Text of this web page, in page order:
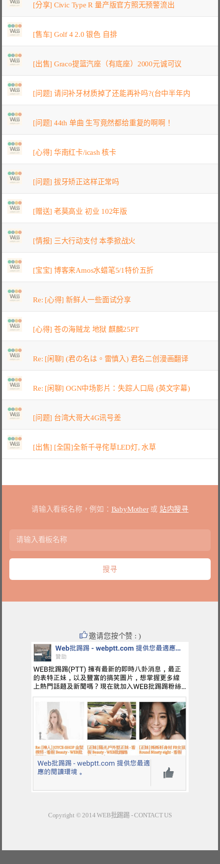
[分享] Civic Type R 量产版官方照无预警流出
[售车] Golf 4 2.0 银色 自排
[出售] Graco提篮汽座（有底座）2000元诚可议
[问题] 请问补牙材质掉了还能再补吗?(台中半年内
[问题] 44th 单曲 生写竟然都给重复的啊啊！
[心得] 华南红卡/icash 核卡
[问题] 拔牙矫正这样正常吗
[赠送] 老莫高业 初业 102年版
[情报] 三大行动支付 本季掀战火
[宝宝] 博客来Amos水蜡笔5/1特价五折
Re: [心得] 新鲜人一些面试分享
[心得] 苍の海贼龙 地狱 麒麟25PT
Re: [闲聊] (君の名は。雷慎入) 君名二创漫画翻译
Re: [闲聊] OGN中场影片：失踪人口局 (英文字幕)
[问题] 台湾大哥大4G讯号差
[出售] [全国]全新千寻侘草LED灯, 水草
请输入看板名称，例如： BabyMother或 站内搜寻
邀请您按个赞 : )
Copyright © 2014WEB批踢踢-CONTACT US